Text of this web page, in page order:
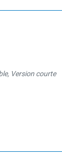
Version courte